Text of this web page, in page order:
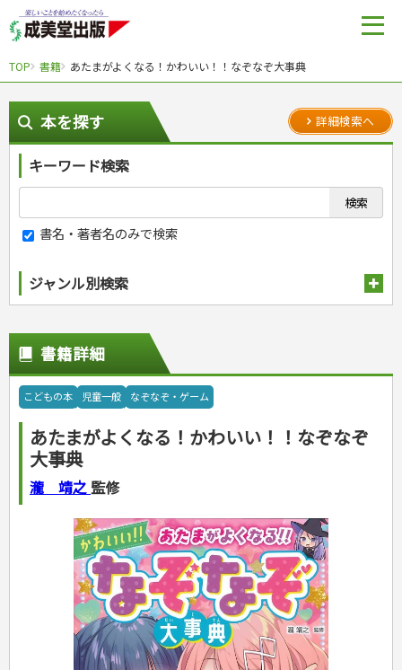
TOP 書籍 あたまがよくなる！かわいい！！なぞなぞ大事典
本を探す 詳細検索へ
キーワード検索
書名・著者名のみで検索
ジャンル別検索
スポーツ
スポーツルール
野球
ゴルフ
ジュニアスポーツ
その他スポーツ
自然・アウトドア・ペット
アウトドア
犬・猫
園芸・野菜づくり
雑学
娯楽・ゲーム・占い
ナンプレ
ゲーム・マジック
家相・風水・占い
カルチャー・芸術・趣味
音楽・楽器
趣味・鑑賞・カメラ
絵画・デッサン
辞典
語学・旅行会話
運転免許
原付・二輪
普通免許
生活・暮らし
料理
料理・レシピ
各国料理
お弁当
調理器具クッキング
お菓子・ケーキ・パン
飲み物・お酒
手芸・クラフト
ソーイング
クラフト
インテリア・ハウジング
収納・掃除・暮らし
美容・ファッション
ダイエット・エクササイズ
着物・着つけ
冠婚葬祭・手紙・ペン字
手紙・ペン字
妊娠・出産・育児
離乳食・幼児食・こどもレシピ
健康と保育
家庭医学・健康
ツボ・マッサージ
家庭医学・病気
健康知識
栄養事典
看護・介護
看護一般
介護一般
保育・教育
パネルシアター
指導マニュアル
こどもの本
児童一般
おりがみ・あやとり
なぞなぞ・ゲーム
占い・心理ゲーム
のりもの・ずかん
読み物・絵本
音と光のでる絵本
学参・ドリル
夏休みドリル
総復習ドリル
学習・地図
自由研究・読書感想文
えんぴつちょう
就職活動
就職活動
就職試験
資格試験
英語検定・TOEIC
漢字検定・数学検定
簿記検定
看護・薬学
ケアマネジャー
介護・社会福祉士
保育士
司法書士・社労士
経営・経済・法律
マネー・株・資産
ビジネス・法律
簿記・経理・税金・保険
その他ビジネス
自己啓発
自己啓発
ビジネス読み物
旅行・歴史
国内・海外旅行
国外旅行
国内旅行
散歩・グルメ
地理・歴史
地理・地図
歴史
成美文庫
その他文庫
ダイアリー
ダイアリー
プラチナダイアリー プレステージ
書籍詳細
こどもの本 児童一般 なぞなぞ・ゲーム
あたまがよくなる！かわいい！！なぞなぞ
大事典
瀧 靖之 監修